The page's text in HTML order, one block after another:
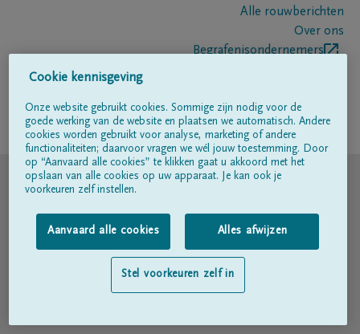
Alle rouwberichten
Over ons
Begrafenisondernemers
Volg ons op
© DELA
Gebruiksvoorwaarden
Privacyverklaring
Toegankelijkheidsverklaring
Cookie kennisgeving
Onze website gebruikt cookies. Sommige zijn nodig voor de
goede werking van de website en plaatsen we automatisch. Andere
cookies worden gebruikt voor analyse, marketing of andere
functionaliteiten; daarvoor vragen we wél jouw toestemming. Door
op “Aanvaard alle cookies” te klikken gaat u akkoord met het
opslaan van alle cookies op uw apparaat. Je kan ook je
voorkeuren zelf instellen.
Aanvaard alle cookies Alles afwijzen
Stel voorkeuren zelf in